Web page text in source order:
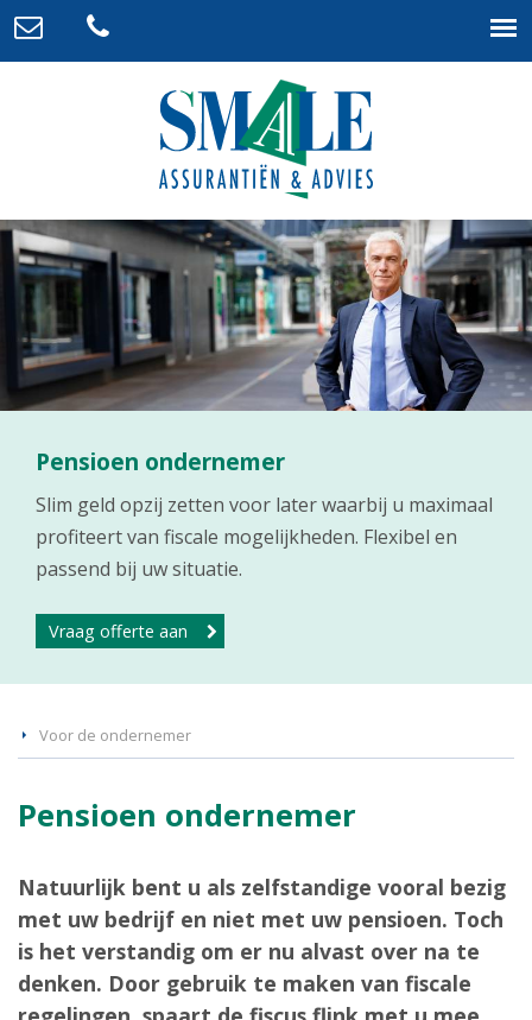
Pensioen ondernemer
Slim geld opzij zetten voor later waarbij u maximaal
profiteert van fiscale mogelijkheden. Flexibel en
passend bij uw situatie.
Vraag offerte aan
Voor de ondernemer
Pensioen ondernemer
Natuurlijk bent u als zelfstandige vooral bezig
met uw bedrijf en niet met uw pensioen. Toch
is het verstandig om er nu alvast over na te
denken. Door gebruik te maken van fiscale